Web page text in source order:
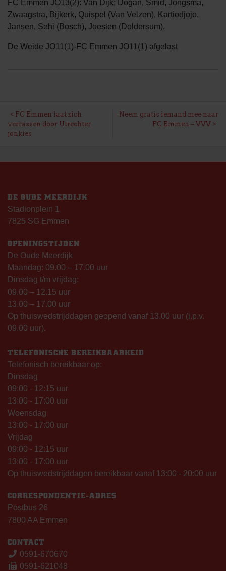
FC Emmen JO13(2): Van Dijk; Dogan, Smid, Jongsma,
Zwaagstra, Bijkerk, Quispel (Van Velzen), Kartiodjojo,
Jansen, Sehi (Bosch), Joesten (Doldersum).
De Weide JO11(1)-FC Emmen JO11(1) afgelast
BERICHT
NAVIGATIE
FC Emmen laat zich
verrassen door Utrechter
jonkies
Neem gratis iemand mee naar
FC Emmen – VVV
DE OUDE MEERDIJK
Stadionplein 1
7825 SG Emmen
OPENINGSTIJDEN
De Oude Meerdijk
Maandag: 09.00 – 17.00 uur
Dinsdag t/m vrijdag:
09.00 – 12.15 uur
13.00 – 17.00 uur
Op thuiswedstrijddagen geopend vanaf 13.00 uur (i.p.v.
09.00 uur).
TELEFONISCHE BEREIKBAARHEID
Telefonisch bereikbaar op:
Dinsdag
09:00 - 12:15 uur
13:00 - 17:00 uur
Woensdag
13:00 - 17:00 uur
Vrijdag
09:00 - 12:15 uur
13:00 - 17:00 uur
Op thuiswedstrijddagen bereikbaar vanaf 13:00 - 20:00 uur
CORRESPONDENTIE-ADRES
Postbus 26
7800 AA Emmen
CONTACT
0591-670670
0591-621048